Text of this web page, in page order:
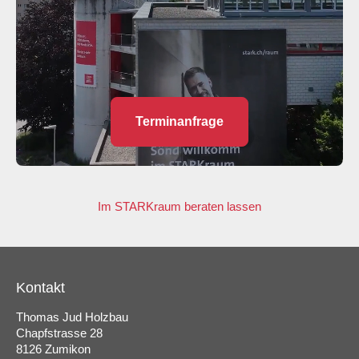
Terminanfrage
Im STARKraum beraten lassen
Kontakt
Thomas Jud Holzbau
Chapfstrasse 28
8126 Zumikon